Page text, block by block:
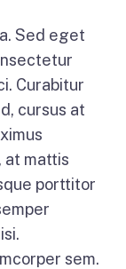
Sed eget
Curabitur
cursus at
at mattis
porttitor
sem.